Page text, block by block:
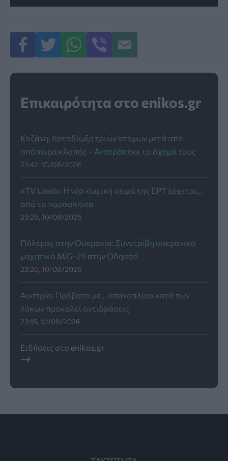
Επικαιρότητα στο enikos.gr
Κοζάνη: Καταδίωξη τριών ατόμων μετά από
απόπειρα κλοπής – Ανατράπηκε το όχημά τους
23:42, 10/08/2026
«TV Land»: Η νέα κωμική σειρά της ΕΡΤ έρχεται…
από τα παρασκήνια
23:26, 10/08/2026
Πόλεμος στην Ουκρανία: Συνετρίβη ουκρανικό
μαχητικό MiG-29 στην Οδησσό
23:20, 10/08/2026
Αυστρία: Πρόβατο με… «πανοπλία» κατά των
λύκων προκαλεί αντιδράσεις
23:15, 10/08/2026
Ειδήσεις στο enikos.gr